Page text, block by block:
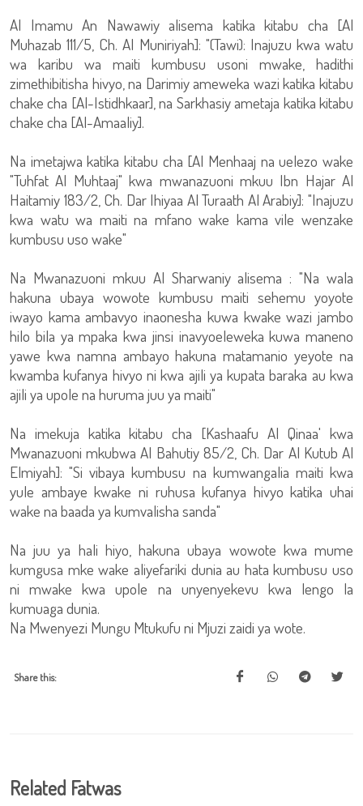
Al Imamu An Nawawiy alisema katika kitabu cha [Al
Muhazab 111/5, Ch. Al Muniriyah]: "(Tawi): Inajuzu kwa watu
wa karibu wa maiti kumbusu usoni mwake, hadithi
zimethibitisha hivyo, na Darimiy ameweka wazi katika kitabu
chake cha [Al-Istidhkaar], na Sarkhasiy ametaja katika kitabu
chake cha [Al-Amaaliy].
Na imetajwa katika kitabu cha [Al Menhaaj na uelezo wake
"Tuhfat Al Muhtaaj" kwa mwanazuoni mkuu Ibn Hajar Al
Haitamiy 183/2, Ch. Dar Ihiyaa Al Turaath Al Arabiy]: "Inajuzu
kwa watu wa maiti na mfano wake kama vile wenzake
kumbusu uso wake"
Na Mwanazuoni mkuu Al Sharwaniy alisema : "Na wala
hakuna ubaya wowote kumbusu maiti sehemu yoyote
iwayo kama ambavyo inaonesha kuwa kwake wazi jambo
hilo bila ya mpaka kwa jinsi inavyoeleweka kuwa maneno
yawe kwa namna ambayo hakuna matamanio yeyote na
kwamba kufanya hivyo ni kwa ajili ya kupata baraka au kwa
ajili ya upole na huruma juu ya maiti"
Na imekuja katika kitabu cha [Kashaafu Al Qinaa' kwa
Mwanazuoni mkubwa Al Bahutiy 85/2, Ch. Dar Al Kutub Al
Elmiyah]: "Si vibaya kumbusu na kumwangalia maiti kwa
yule ambaye kwake ni ruhusa kufanya hivyo katika uhai
wake na baada ya kumvalisha sanda"
Na juu ya hali hiyo, hakuna ubaya wowote kwa mume
kumgusa mke wake aliyefariki dunia au hata kumbusu uso
ni mwake kwa upole na unyenyekevu kwa lengo la
kumuaga dunia.
Na Mwenyezi Mungu Mtukufu ni Mjuzi zaidi ya wote.
Share this:
Related Fatwas